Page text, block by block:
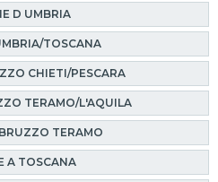
D UMBRIA
TOSCANA
CHIETI/PESCARA
TERAMO/L'AQUILA
TERAMO
A TOSCANA